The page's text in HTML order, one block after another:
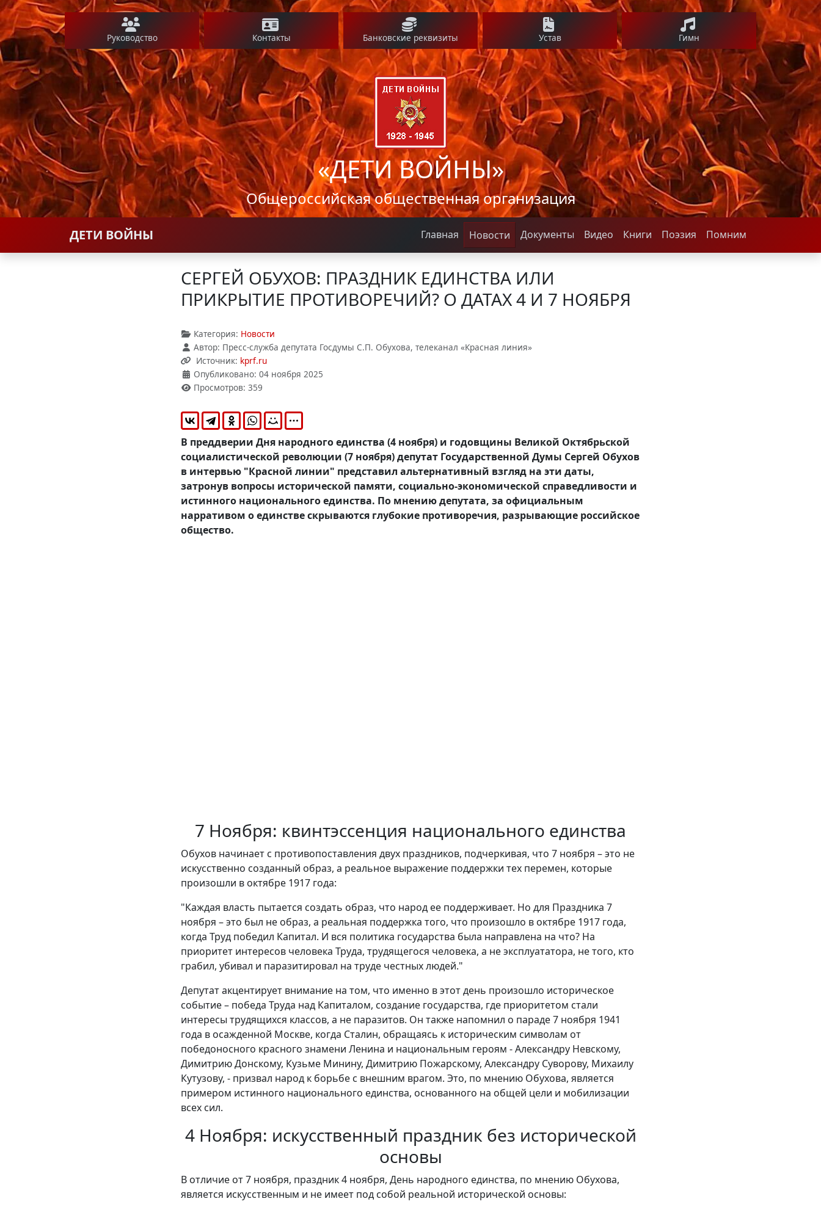
Руководство Контакты Банковские реквизиты Устав Гимн
«ДЕТИ ВОЙНЫ»
Общероссийская общественная организация
ДЕТИ ВОЙНЫ Главная Новости Документы Видео Книги Поэзия Помним
СЕРГЕЙ ОБУХОВ: ПРАЗДНИК ЕДИНСТВА ИЛИ
ПРИКРЫТИЕ ПРОТИВОРЕЧИЙ? О ДАТАХ 4 И 7 НОЯБРЯ
Категория: Новости
Автор: Пресс-служба депутата Госдумы С.П. Обухова, телеканал «Красная линия»
Источник: kprf.ru
Опубликовано: 04 ноября 2025
Просмотров: 359
В преддверии Дня народного единства (4 ноября) и годовщины Великой Октябрьской
социалистической революции (7 ноября) депутат Государственной Думы Сергей Обухов
в интервью "Красной линии" представил альтернативный взгляд на эти даты,
затронув вопросы исторической памяти, социально-экономической справедливости и
истинного национального единства. По мнению депутата, за официальным
нарративом о единстве скрываются глубокие противоречия, разрывающие российское
общество.
7 Ноября: квинтэссенция национального единства
Обухов начинает с противопоставления двух праздников, подчеркивая, что 7 ноября – это не
искусственно созданный образ, а реальное выражение поддержки тех перемен, которые
произошли в октябре 1917 года:
"Каждая власть пытается создать образ, что народ ее поддерживает. Но для Праздника 7
ноября – это был не образ, а реальная поддержка того, что произошло в октябре 1917 года,
когда Труд победил Капитал. И вся политика государства была направлена на что? На
приоритет интересов человека Труда, трудящегося человека, а не эксплуататора, не того, кто
грабил, убивал и паразитировал на труде честных людей."
Депутат акцентирует внимание на том, что именно в этот день произошло историческое
событие – победа Труда над Капиталом, создание государства, где приоритетом стали
интересы трудящихся классов, а не паразитов. Он также напомнил о параде 7 ноября 1941
года в осажденной Москве, когда Сталин, обращаясь к историческим символам от
победоносного красного знамени Ленина и национальным героям - Александру Невскому,
Димитрию Донскому, Кузьме Минину, Димитрию Пожарскому, Александру Суворову, Михаилу
Кутузову, - призвал народ к борьбе с внешним врагом. Это, по мнению Обухова, является
примером истинного национального единства, основанного на общей цели и мобилизации
всех сил.
4 Ноября: искусственный праздник без исторической
основы
В отличие от 7 ноября, праздник 4 ноября, День народного единства, по мнению Обухова,
является искусственным и не имеет под собой реальной исторической основы: